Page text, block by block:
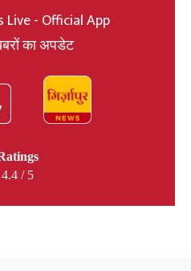
- Official App
का अपडेट
4.4 / 5